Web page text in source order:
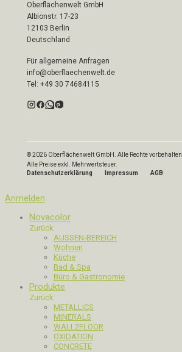
Oberflächenwelt GmbH
Albionstr. 17-23
12103 Berlin
Deutschland
Für allgemeine Anfragen
info@oberflaechenwelt.de
Tel: +49 30 74684115
© 2026 Oberflächenwelt GmbH. Alle Rechte vorbehalten.
Alle Preise exkl. Mehrwertsteuer.
Datenschutzerklärung
Impressum AGB
Anmelden
Novacolor
Zurück
AUSSEN-BEREICH
Wohnen
Küche
Bad & Spa
Büro & Gastronomie
Produkte
Zurück
METALLICS
MINERALS
WALL2FLOOR
OXIDATION
CONCRETE